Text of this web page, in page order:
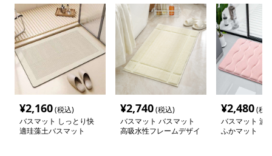
¥2,160(税込)
バスマット しっとり快
適珪藻土バスマット
¥2,740(税込)
バスマット バスマット
高吸水性フレームデザイ
¥2,480(税
バスマット 波
ふかマット